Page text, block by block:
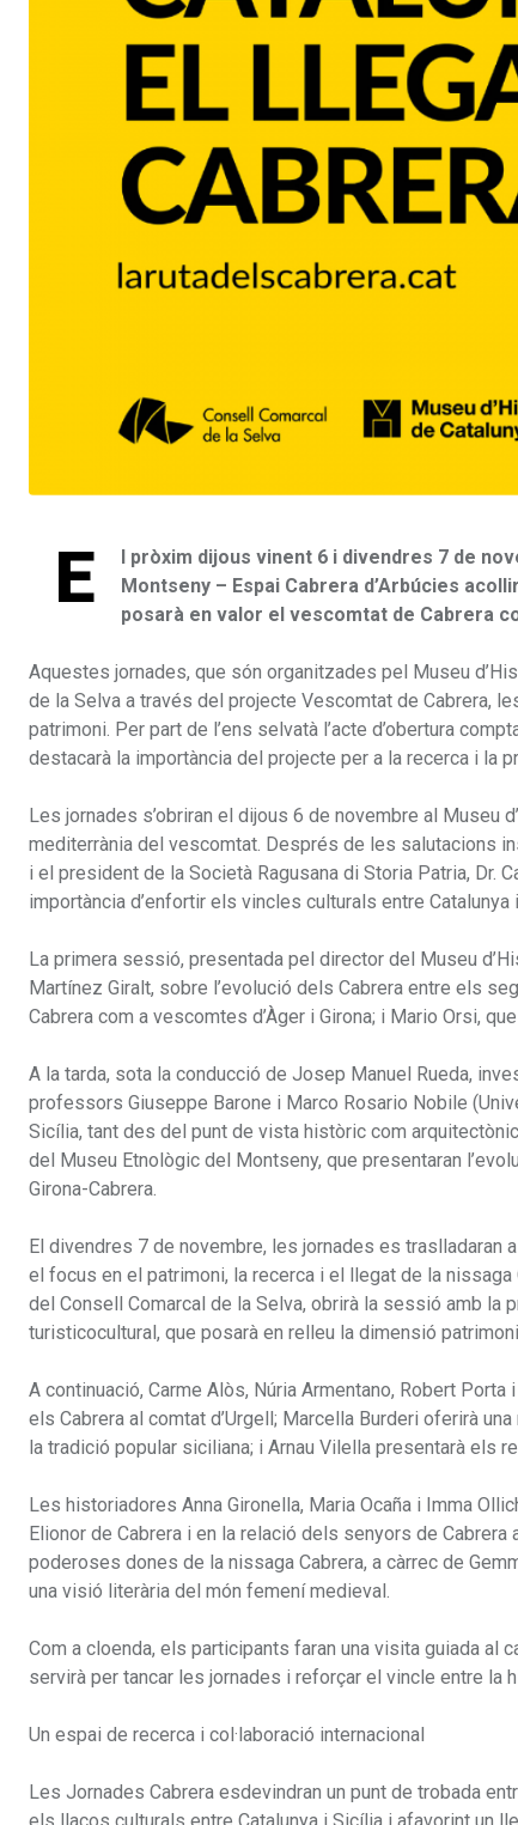
E
l pròxim dijous vinent 6 i divendres 7 de
Montseny – Espai Cabrera d’Arbúcies
posarà en valor el vescomtat de Cabrera
Aquestes jornades, que són organitzades pel Museu
de la Selva a través del projecte Vescomtat de Cabrera,
patrimoni. Per part de l’ens selvatà l’acte d’obertura
destacarà la importància del projecte per a la recerca i la
Les jornades s’obriran el dijous 6 de novembre al Museu
mediterrània del vescomtat. Després de les salutacions
i el president de la Società Ragusana di Storia Patria, Dr.
importància d’enfortir els vincles culturals entre Catalunya
La primera sessió, presentada pel director del Museu
Martínez Giralt, sobre l’evolució dels Cabrera entre els
Cabrera com a vescomtes d’Àger i Girona; i Mario Orsi,
A la tarda, sota la conducció de Josep Manuel Rueda,
professors Giuseppe Barone i Marco Rosario Nobile
Sicília, tant des del punt de vista històric com
del Museu Etnològic del Montseny, que presentaran
Girona-Cabrera.
El divendres 7 de novembre, les jornades es traslladaran
el focus en el patrimoni, la recerca i el llegat de la
del Consell Comarcal de la Selva, obrirà la sessió amb la
turisticocultural, que posarà en relleu la dimensió
A continuació, Carme Alòs, Núria Armentano, Robert
els Cabrera al comtat d’Urgell; Marcella Burderi oferirà
la tradició popular siciliana; i Arnau Vilella presentarà
Les historiadores Anna Gironella, Maria Ocaña i Imma
Elionor de Cabrera i en la relació dels senyors de
poderoses dones de la nissaga Cabrera, a càrrec de
una visió literària del món femení medieval.
Com a cloenda, els participants faran una visita guiada
servirà per tancar les jornades i reforçar el vincle entre la
Un espai de recerca i col·laboració internacional
Les Jornades Cabrera esdevindran un punt de trobada